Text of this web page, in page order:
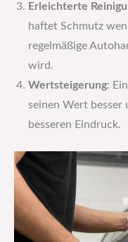
Erleichterte
haftet Schmutz
regelmäßige
wird.
Wertsteigerung:
seinen Wert besser
besseren Eindruck.